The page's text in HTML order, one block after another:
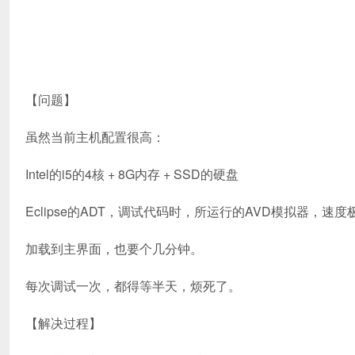
【问题】
虽然当前主机配置很高：
Intel的i5的4核 + 8G内存 + SSD的硬盘
Eclipse的ADT，调试代码时，所运行的AVD模拟器，速度
加载到主界面，也要个几分钟。
每次调试一次，都得等半天，烦死了。
【解决过程】